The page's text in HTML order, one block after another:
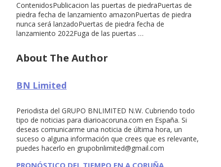
ContenidosPublicacion las puertas de piedraPuertas de
piedra fecha de lanzamiento amazonPuertas de piedra
nunca será lanzadoPuertas de piedra fecha de
lanzamiento 2022Fuga de las puertas …
About The Author
BN Limited
Periodista del GRUPO BNLIMITED N.W. Cubriendo todo
tipo de noticias para diarioacoruna.com en España. Si
deseas comunicarme una noticia de última hora, un
suceso o alguna información que crees que es relevante,
puedes hacerlo en grupobnlimited@gmail.com
PRONÓSTICO DEL TIEMPO EN A CORUÑA